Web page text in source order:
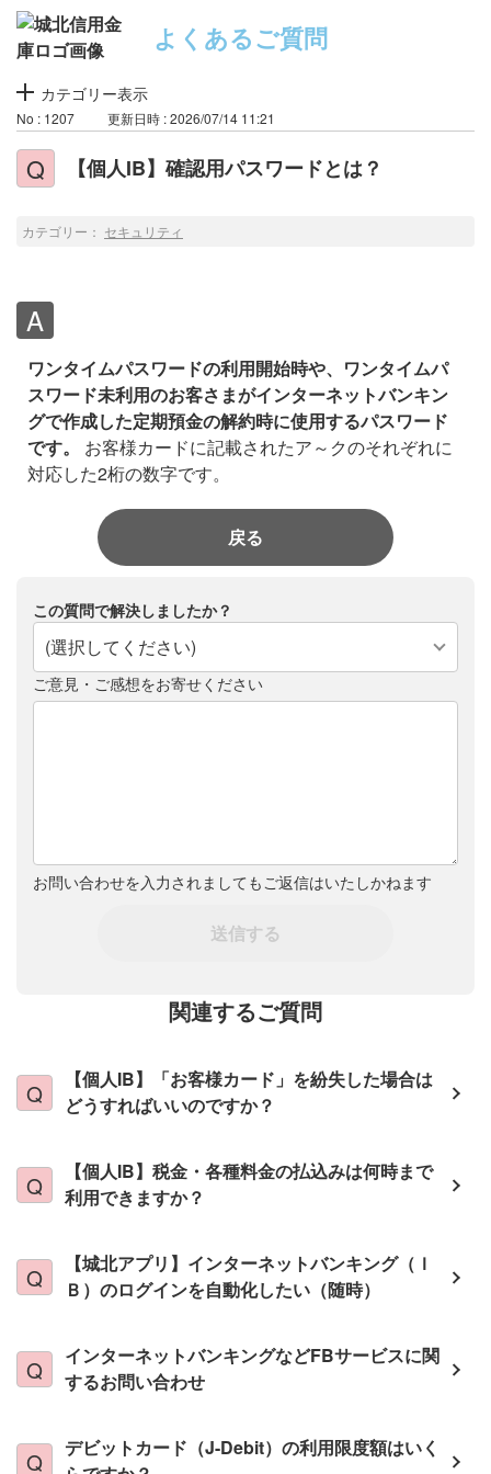
よくあるご質問
カテゴリー表示
No : 1207 更新日時 : 2026/07/14 11:21
【個人IB】確認用パスワードとは？
カテゴリー： セキュリティ
ワンタイムパスワードの利用開始時や、ワンタイムパ
スワード未利用のお客さまがインターネットバンキン
グで作成した定期預金の解約時に使用するパスワード
です。
お客様カードに記載されたア～クのそれぞれに
対応した2桁の数字です。
戻る
この質問で解決しましたか？
(選択してください)
ご意見・ご感想をお寄せください
お問い合わせを入力されましてもご返信はいたしかねます
送信する
関連するご質問
【個人IB】「お客様カード」を紛失した場合は
どうすればいいのですか？
【個人IB】税金・各種料金の払込みは何時まで
利用できますか？
【城北アプリ】インターネットバンキング（Ｉ
Ｂ）のログインを自動化したい（随時）
インターネットバンキングなどFBサービスに関
するお問い合わせ
デビットカード（J-Debit）の利用限度額はいく